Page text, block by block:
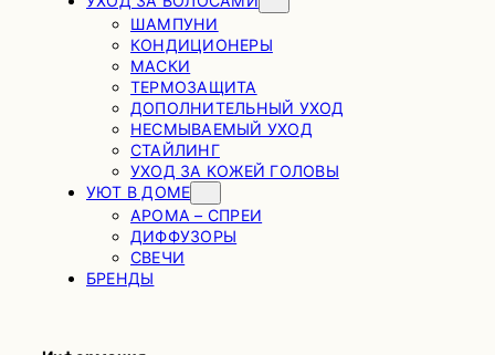
ШАМПУНИ
КОНДИЦИОНЕРЫ
МАСКИ
ТЕРМОЗАЩИТА
ДОПОЛНИТЕЛЬНЫЙ УХОД
НЕСМЫВАЕМЫЙ УХОД
СТАЙЛИНГ
УХОД ЗА КОЖЕЙ ГОЛОВЫ
УЮТ В ДОМЕ
АРОМА – СПРЕИ
ДИФФУЗОРЫ
СВЕЧИ
БРЕНДЫ